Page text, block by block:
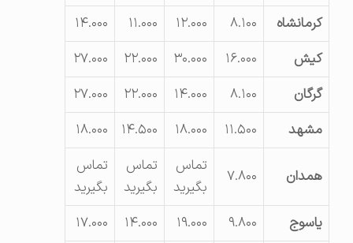
کرمانشاه
۸.۱۰۰ ۱۲.۰۰۰ ۱۱.۰۰۰
۱۴.۰۰۰
کیش
۱۶.۰۰۰ ۳۰.۰۰۰ ۲۲.۰۰۰
۲۷.۰۰۰
گرگان
۸.۱۰۰ ۱۴.۰۰۰ ۲۲.۰۰۰
۲۷.۰۰۰
مشهد
۱۱.۵۰۰ ۱۸.۰۰۰ ۱۴.۵۰۰ ۱۸.۰۰۰
همدان ۷.۸۰۰
تماس
بگیرید
تماس
بگیرید
تماس
بگیرید
یاسوج
۹.۸۰۰ ۱۹.۰۰۰ ۱۴.۰۰۰
۱۷.۰۰۰